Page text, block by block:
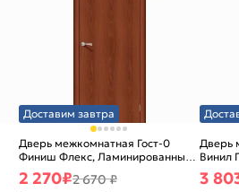
Доставим завтра
Дверь межкомнатная Гост-0
Финиш Флекс, Ламинированные
Л-11 (ИталОрех), глухая,
каркасно-щитовая
2 270₽2 670 ₽
Дверь
Винил
3